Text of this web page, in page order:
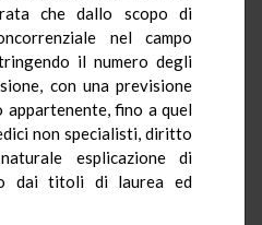
che dallo scopo di
nel campo
il numero degli
con una previsione
fino a quel
non specialisti, diritto
esplicazione di
dai titoli di laurea ed